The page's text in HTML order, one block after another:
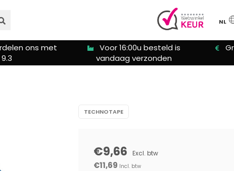
NL
besteld is
Gratis verzending vanaf €
50,00
TECHNOTAPE
€9,66 Excl. btw
€11,69 Incl. btw